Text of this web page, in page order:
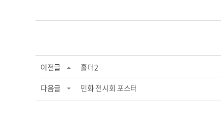
이전글
홀더2
다음글
민화 전시회 포스터